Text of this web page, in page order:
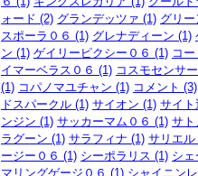
ォード (2) グランデッツァ (1) グリ
スポーラ０６ (1) グレナディーン (1)
ン (1) ゲイリーピクシー０６ (1) コ
イマーベラス０６ (1) コスモセンサ
(1) コパノマユチャン (1) コメント (3)
ドスパークル (1) サイオン (1) サイト
ンジン (1) サッカーマム０６ (1) サト
ラグーン (1) サラフィナ (1) サリエル
ージー０６ (1) シーポラリス (1) シ
マリングゲージ０６ (1) シャイニン